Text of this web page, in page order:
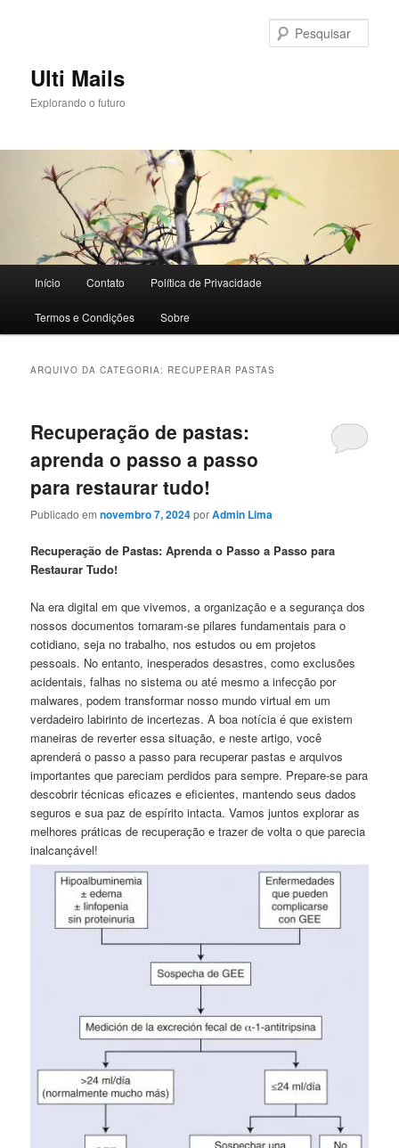
principal
secundárioUlti Mails
Explorando o futuro
principal
Início Contato Política de Privacidade
Termos e Condições Sobre
ARQUIVO DA CATEGORIA: RECUPERAR PASTAS
Recuperação de pastas:
aprenda o passo a passo
para restaurar tudo!
Publicado emnovembro 7, 2024porAdmin Lima
Recuperação de Pastas: Aprenda o Passo a Passo para
⁢Restaurar Tudo!
Na⁣ era digital em ​que vivemos, a organização e⁣ a segurança dos
​nossos documentos tornaram-se pilares fundamentais para o
⁣cotidiano, seja no trabalho, nos⁢ estudos ou em projetos
pessoais. No entanto, inesperados desastres, como exclusões
acidentais,‌ falhas no‌ sistema ou até mesmo a ​infecção por⁤
malwares, podem transformar⁣ nosso mundo virtual em um
verdadeiro labirinto de incertezas. ‍A boa notícia é que existem⁣
maneiras de reverter ⁣essa situação, e neste artigo, você
aprenderá o ‍passo a passo ⁢para ⁣recuperar pastas e‌ arquivos
importantes que ⁤pareciam perdidos para sempre. Prepare-se para
descobrir técnicas eficazes e eficientes, mantendo seus dados
seguros e sua paz​ de espírito intacta. Vamos juntos explorar as
melhores práticas de ⁣recuperação e trazer de volta o que parecia
inalcançável!